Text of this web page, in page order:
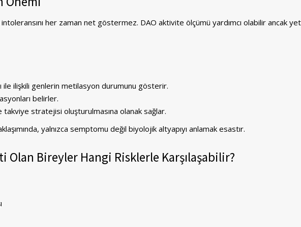
her zaman net göstermez. DAO aktivite ölçümü yardımcı olabilir ancak
ile ilişkili genlerin metilasyon durumunu gösterir.
belirler.
stratejisi oluşturulmasına olanak sağlar.
yalnızca semptomu değil biyolojik altyapıyı anlamak esastır.
Olan Bireyler Hangi Risklerle Karşılaşabilir?